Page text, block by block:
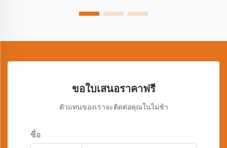
ขอใบเสนอราคาฟรี
ตัวแทนของเราจะติดต่อคุณในไม่ช้า
ชื่อ